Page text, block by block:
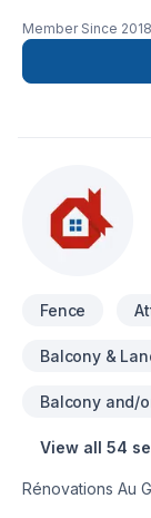
depuis plus de
de votre budget
de nous un
Member Since 2018
Fence
Balcony &
Balcony and/
View all 54
Rénovations Au